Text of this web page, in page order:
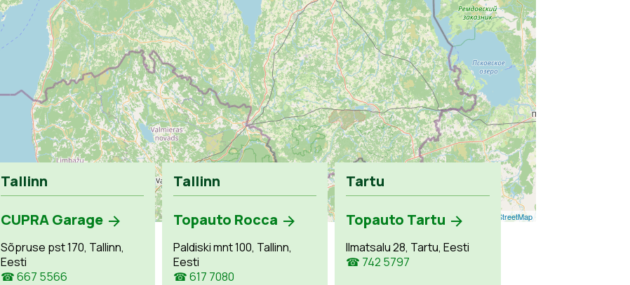
Leaflet OpenStreetMap
Tallinn
CUPRA Garage
Sõpruse pst 170, Tallinn,
Eesti
☎ 667 5566
Tallinn
Topauto Rocca
Paldiski mnt 100, Tallinn,
Eesti
☎ 617 7080
Tartu
Topauto Tartu
Ilmatsalu 28, Tartu, Eesti
☎ 742 5797